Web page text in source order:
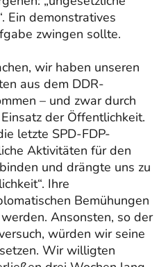
Ein demonstratives
zwingen sollte.
wir haben unseren
aus dem DDR-
– und zwar durch
der Öffentlichkeit.
letzte SPD-FDP-
Aktivitäten für den
und drängte uns zu
Ihre
Bemühungen
Ansonsten, so der
würden wir seine
Wir willigten